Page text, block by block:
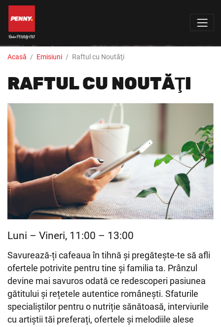
Acasă Emisiuni Raftul cu Noutăţi
RAFTUL CU NOUTĂŢI
Luni – Vineri, 11:00 – 13:00
Savurează-ți cafeaua în tihnă și pregătește-te să afli
ofertele potrivite pentru tine și familia ta. Prânzul
devine mai savuros odată ce redescoperi pasiunea
gătitului și rețetele autentice românești. Sfaturile
specialiștilor pentru o nutriție sănătoasă, interviurile
cu artiștii tăi preferați, ofertele și melodiile alese